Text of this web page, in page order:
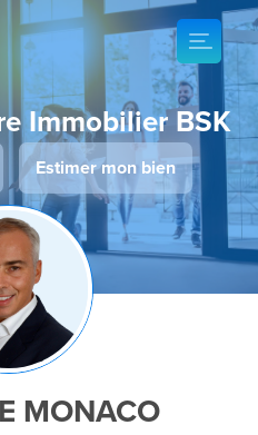
Immobilier BSK
Estimer mon bien
MONACO